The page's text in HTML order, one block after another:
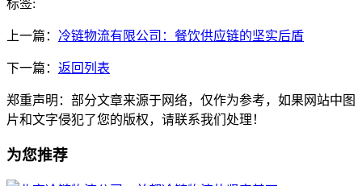
标签:
上一篇： 冷链物流有限公司：餐饮供应链的坚实后盾
下一篇： 返回列表
郑重声明：部分文章来源于网络，仅作为参考，如果网站中图
片和文字侵犯了您的版权，请联系我们处理！
为您推荐